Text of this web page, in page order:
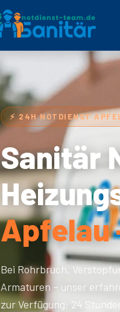
⚡ 24H NOTDIENST
Sanitär
Apfelau
Bei Rohrbruch,
Armaturen – unser
zur Verfügung: 24